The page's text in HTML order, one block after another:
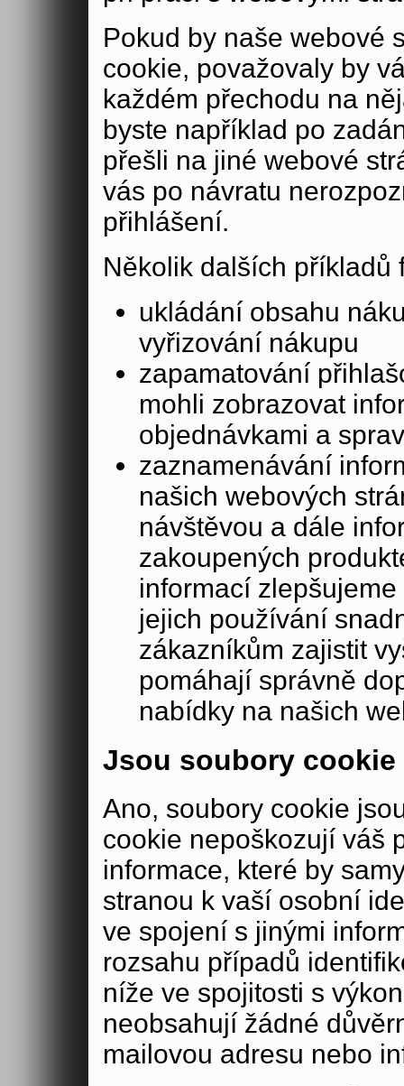
Pokud by naše webové
cookie, považovaly by
každém přechodu na
byste například po
přešli na jiné webové
vás po návratu
přihlášení.
Několik dalších příkladů
ukládání obsahu
vyřizování nákupu
zapamatování
mohli zobrazovat
objednávkami a
zaznamenávání
našich webových
návštěvou a dále
zakoupených
informací
jejich používání
zákazníkům zajistit
pomáhají správně
nabídky na našich
Jsou soubory cookie
Ano, soubory cookie
cookie nepoškozují váš
informace, které by
stranou k vaší osobní
ve spojení s jinými
rozsahu případů
níže ve spojitosti s
neobsahují žádné
mailovou adresu nebo